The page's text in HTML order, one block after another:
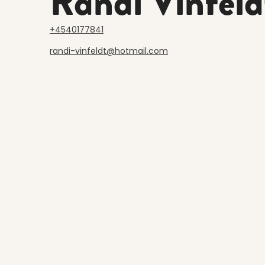
+4540177841
randi-vinfeldt@hotmail.com